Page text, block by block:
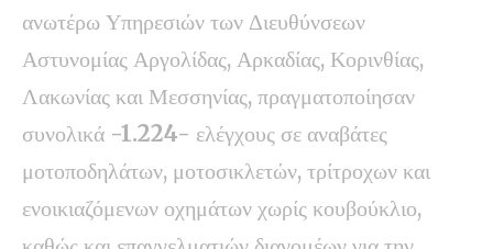
ανωτέρω Υπηρεσιών των Διευθύνσεων
Αστυνομίας Αργολίδας, Αρκαδίας, Κορινθίας,
Λακωνίας και Μεσσηνίας, πραγματοποίησαν
συνολικά -1.224- ελέγχους σε αναβάτες
μοτοποδηλάτων, μοτοσικλετών, τρίτροχων και
ενοικιαζόμενων οχημάτων χωρίς κουβούκλιο,